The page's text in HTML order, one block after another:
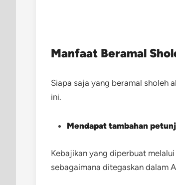
Manfaat Beramal
Siapa saja yang beramal sholeh
ini.
Mendapat tambahan
Kebajikan yang diperbuat
sebagaimana ditegaskan dalam